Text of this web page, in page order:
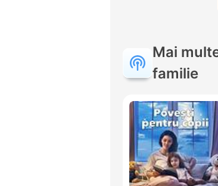
Mai
familie